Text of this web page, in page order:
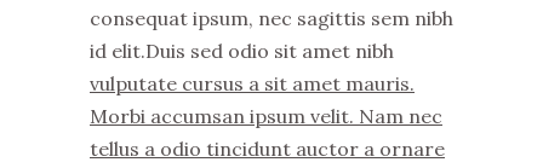
consequat ipsum, nec sagittis sem nibh
id elit.Duis sed odio sit amet nibh
vulputate cursus a sit amet mauris.
Morbi accumsan ipsum velit. Nam nec
tellus a odio tincidunt auctor a ornare